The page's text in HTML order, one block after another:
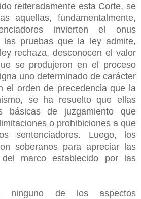
reiteradamente esta Corte, se
aquellas, fundamentalmente,
invierten el onus
las pruebas que la ley admite,
rechaza, desconocen el valor
se produjeron en el proceso
uno determinado de carácter
el orden de precedencia que la
se ha resuelto que ellas
básicas de juzgamiento que
o prohibiciones a que
sentenciadores. Luego, los
soberanos para apreciar las
del marco establecido por las
ninguno de los aspectos